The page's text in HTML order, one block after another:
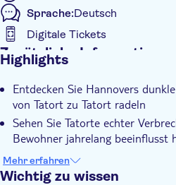
Sprache:Deutsch
Digitale Tickets
Zusätzliche Informationen
Geführte Tour
Highlights
Entdecken Sie Hannovers
von Tatort zu Tatort radeln
Sehen Sie Tatorte echter
Bewohner jahrelang beeinflusst
Informieren Sie sich über wahre
Kurzem ereignet haben und
Mehr erfahren
Wichtig zu wissen